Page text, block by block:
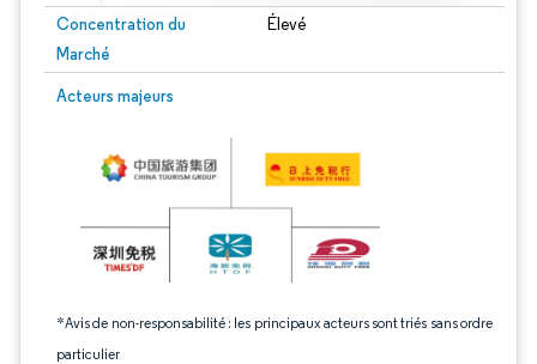
Concentration du
Marché
Élevé
Acteurs majeurs
*Avis de non-responsabilité : les principaux acteurs sont triés sans ordre
particulier
Image © Mordor Intelligence. La réutilisation nécessite une attribution sous CC